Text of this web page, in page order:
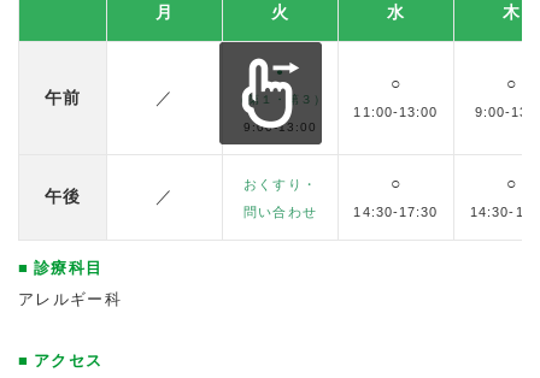
月 火 水 木
午前 ／
●
（第１・第３）
9:00-13:00
○
11:00-13:00
○
9:00-
午後 ／
おくすり・
問い合わせ
○
14:30-17:30
○
14:30-
診療科目
アレルギー科
アクセス